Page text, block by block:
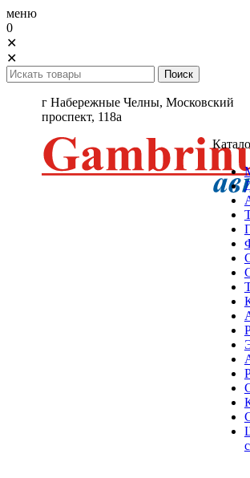
меню
0
✕
✕
г Набережные Челны, Московский
проспект, 118а